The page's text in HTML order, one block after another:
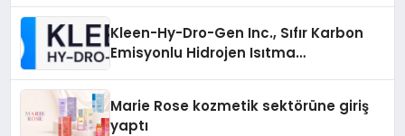
Kleen-Hy-Dro-Gen Inc., Sıfır Karbon
Emisyonlu Hidrojen Isıtma
Marie Rose kozmetik sektörüne giriş
yaptı